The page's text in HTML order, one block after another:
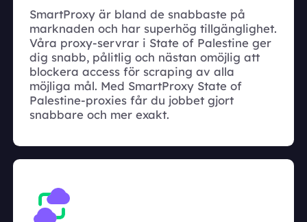
SmartProxy är bland de snabbaste på
marknaden och har superhög tillgänglighet.
Våra proxy-servrar i State of Palestine ger
dig snabb, pålitlig och nästan omöjlig att
blockera access för scraping av alla
möjliga mål. Med SmartProxy State of
Palestine-proxies får du jobbet gjort
snabbare och mer exakt.